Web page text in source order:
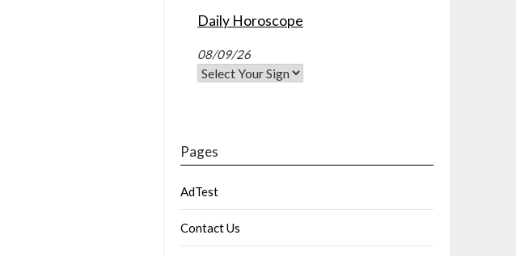
Daily Horoscope
08/09/26
Pages
AdTest
Contact Us